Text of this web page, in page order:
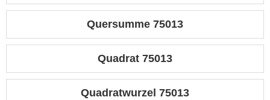
Quersumme 75013
Quadrat 75013
Quadratwurzel 75013